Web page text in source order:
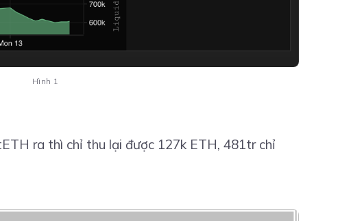
Hình 1
ra thì chỉ thu lại được 127k ETH, 481tr chỉ